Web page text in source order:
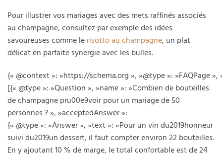
Pour illustrer vos mariages avec des mets raffinés associés
au champagne, consultez par exemple des idées
savoureuses comme le risotto au champagne, un plat
délicat en parfaite synergie avec les bulles.
{« @context »: »https://schema.org », »@type »: »FAQPage »,
[{« @type »: »Question », »name »: »Combien de bouteilles
de champagne pru00e9voir pour un mariage de 50
personnes ? », »acceptedAnswer »:
{« @type »: »Answer », »text »: »Pour un vin du2019honneur
suivi du2019un dessert, il faut compter environ 22 bouteilles.
En y ajoutant 10 % de marge, le total confortable est de 24